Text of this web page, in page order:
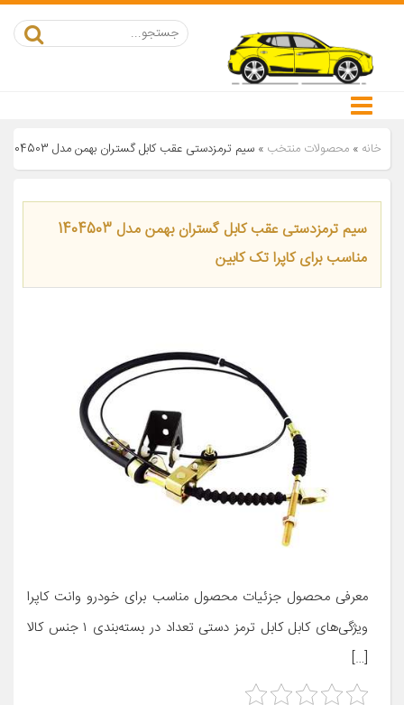
خانه » محصولات منتخب » سیم ترمزدستی عقب کابل گستران بهمن مدل 1404503 مناسب برای کاپرا تک کابین
سیم ترمزدستی عقب کابل گستران بهمن مدل 1404503
مناسب برای کاپرا تک کابین
معرفی محصول جزئیات محصول مناسب برای خودرو وانت کاپرا
ویژگی‌های کابل کابل ترمز دستی تعداد در بسته‌بندی ۱ جنس کالا
[…]